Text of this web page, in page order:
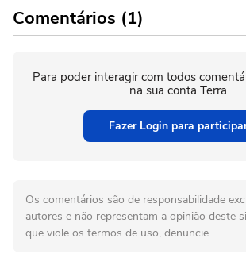
Comentários (1)
Para poder interagir com todos
na sua conta Terra
Fazer Login para
Os comentários são de responsabilidade
autores e não representam a opinião deste
que viole os termos de uso, denuncie.